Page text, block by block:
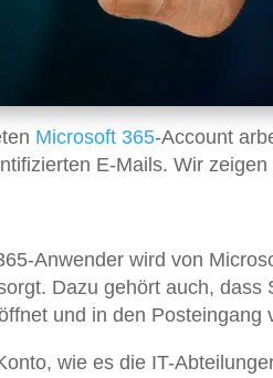
Microsoft 365-Account
E-Mails. Wir
Anwender wird von
Dazu gehört auch, dass
und in den Posteingang
wie es die IT-